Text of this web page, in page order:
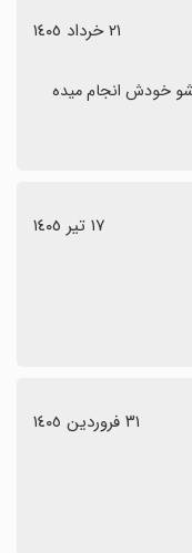
٢١ خرداد ١٤٠٥
خودش انجام میده
١٧ تیر ١٤٠٥
٣١ فروردین ١٤٠٥